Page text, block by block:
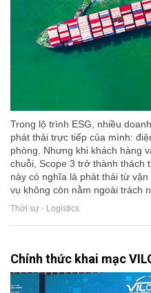
Trong lộ trình ESG, nhiều
phát thải trực tiếp của mình:
phòng. Nhưng khi khách hàng
chuỗi, Scope 3 trở thành thách
này có nghĩa là phát thải từ
vụ không còn nằm ngoài trách
Thời sự - Logistics
Chính thức khai mạc